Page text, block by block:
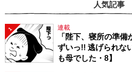
人気記事
1 連載
「陛下、寝所の準
ずいっ!! 逃げられ
も母でした・8】